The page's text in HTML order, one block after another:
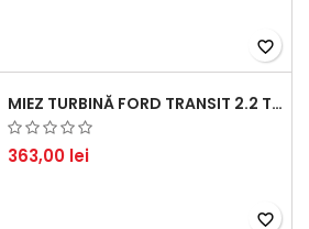
favorite_border
MIEZ TURBINĂ FORD TRANSIT 2.2 TDCI (2007-2016)
363,00 lei
favorite_border